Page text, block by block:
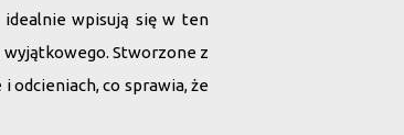
idealnie wpisują się w ten
wyjątkowego. Stworzone z
odcieniach, co sprawia, że